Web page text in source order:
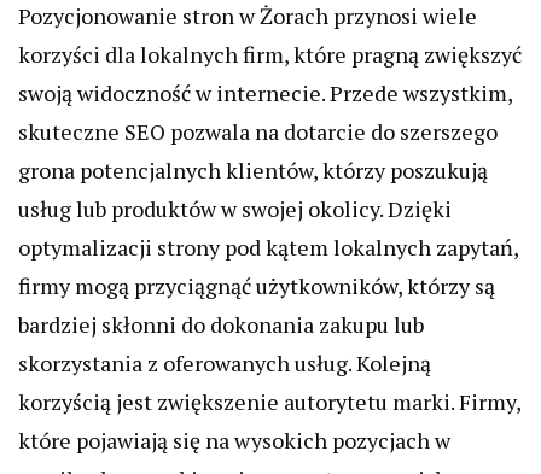
Pozycjonowanie stron w Żorach przynosi wiele
korzyści dla lokalnych firm, które pragną zwiększyć
swoją widoczność w internecie. Przede wszystkim,
skuteczne SEO pozwala na dotarcie do szerszego
grona potencjalnych klientów, którzy poszukują
usług lub produktów w swojej okolicy. Dzięki
optymalizacji strony pod kątem lokalnych zapytań,
firmy mogą przyciągnąć użytkowników, którzy są
bardziej skłonni do dokonania zakupu lub
skorzystania z oferowanych usług. Kolejną
korzyścią jest zwiększenie autorytetu marki. Firmy,
które pojawiają się na wysokich pozycjach w